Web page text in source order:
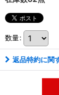
数量:
返品特約に関